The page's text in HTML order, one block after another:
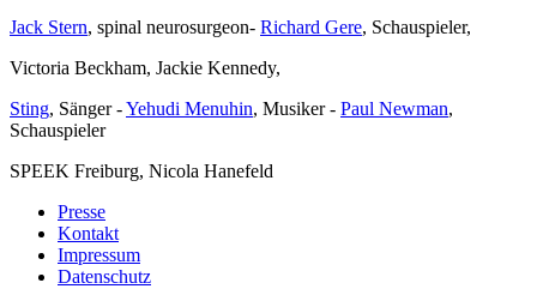
Jack Stern, spinal neurosurgeon- Richard Gere, Schauspieler,
Victoria Beckham, Jackie Kennedy,
Sting, Sänger -Yehudi Menuhin, Musiker - Paul Newman,
Schauspieler
SPEEK Freiburg, Nicola Hanefeld
Presse
Kontakt
Impressum
Datenschutz